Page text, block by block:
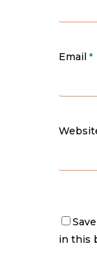
Email *
in this